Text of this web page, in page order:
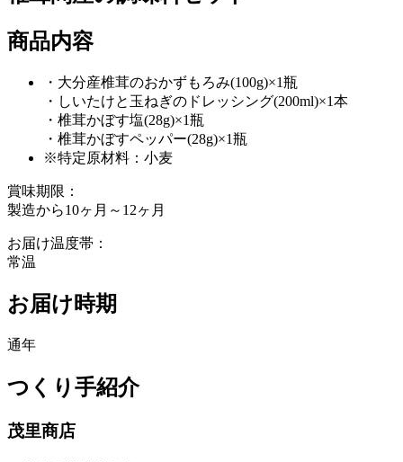
商品内容
・大分産椎茸のおかずもろみ(100g)×1瓶
・しいたけと玉ねぎのドレッシング(200ml)×1本
・椎茸かぼす塩(28g)×1瓶
・椎茸かぼすペッパー(28g)×1瓶
※特定原材料：小麦
賞味期限：
製造から10ヶ月～12ヶ月
お届け温度帯：
常温
お届け時期
通年
つくり手紹介
茂里商店